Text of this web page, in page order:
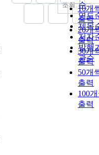
순
연도
제목
저자
발행
관순
10개
출력
20개
출력
30개
출력
50개
출력
100
출력
조회